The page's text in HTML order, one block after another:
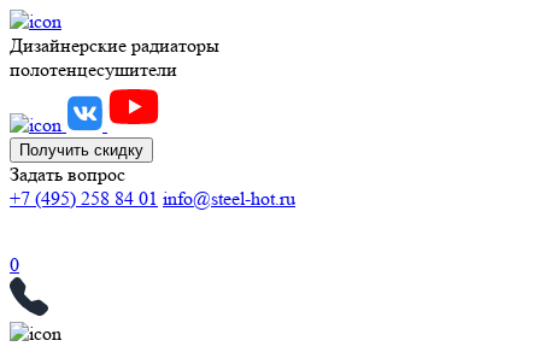
Дизайнерские радиаторы
полотенцесушители
Получить скидку
Задать вопрос
+7 (495) 258 84 01 info@steel-hot.ru
0